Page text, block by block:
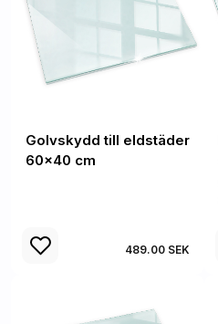
Golvskydd till eldstäder
60x40 cm
489.00 SEK